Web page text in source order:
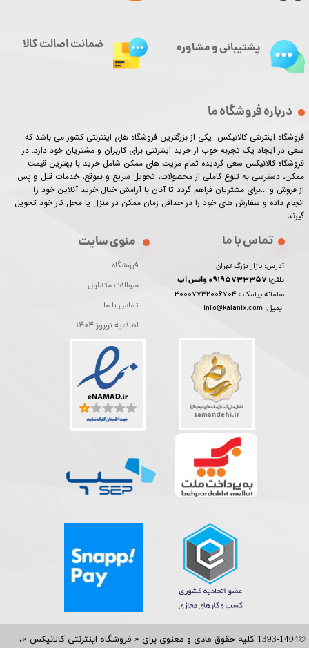
©1393-1404 کلیه حقوق مادی و معنوی برای « فروشگاه اینترنتی کالانیکس »،
درباره فروشگاه ما
فروشگاه اینترنتی کالانیکس یکی از بزرگترین فروشگاه های اینترنتی کشور می باشد که
سعی در ایجاد یک تجربه خوب از خرید اینترنتی برای کاربران و مشتریان خود دارد. در
فروشگاه کالانیکس سعی گردیده تمام مزیت های ممکن شامل خرید با بهترین قیمت
ممکن، دسترسی به تنوع کاملی از محصولات، تحویل سریع و بموقع، خدمات قبل و پس
از فروش و ...برای مشتریان فراهم گردد تا آنان با آرامش خیال خرید آنلاین خود را
انجام داده و سفارش های خود را در حداقل زمان ممکن در منزل یا محل کار خود تحویل
گیرند.​​​​​​​
منوی سایت
فروشگاه
سوالات متداول
تماس با ما
اطلاعیه نوروز 1404
تماس با ما
آدرس: بازار بزرگ تهران
تلفن:
سامانه پیامک : 30007732006704
ایمیل: info@kalanix.com
پشتیبانی و مشاوره ضمانت اصالت کالا